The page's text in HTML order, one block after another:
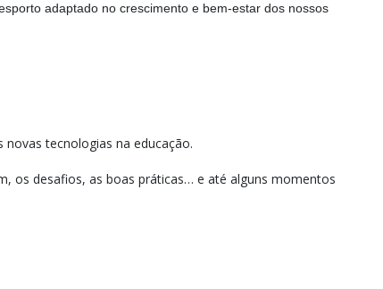
adaptado no crescimento e bem-estar dos nossos
tecnologias na educação.
os desafios, as boas práticas… e até alguns momentos